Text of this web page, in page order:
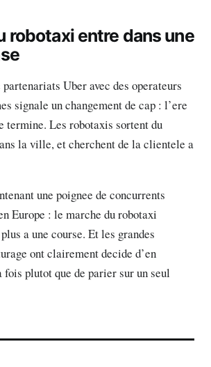
robotaxi entre dans une
Uber avec des operateurs
signale un changement de cap : l’ere
termine. Les robotaxis sortent du
la ville, et cherchent de la clientele a
une poignee de concurrents
Europe : le marche du robotaxi
a une course. Et les grandes
ont clairement decide d’en
plutot que de parier sur un seul